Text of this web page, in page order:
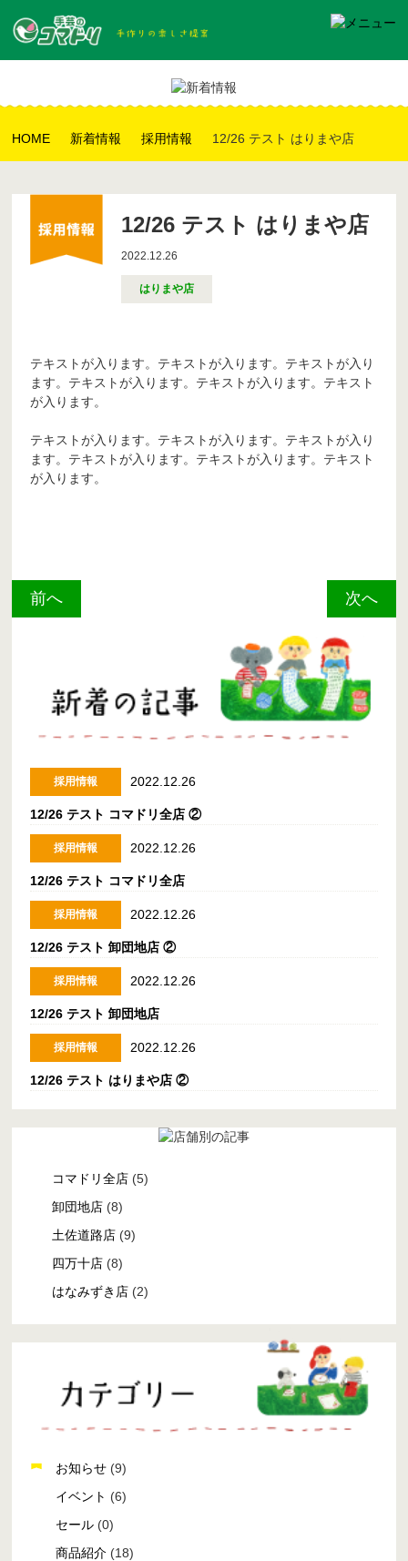
HOME 新着情報 採用情報 12/26 テスト はりまや店
12/26 テスト はりまや店
2022.12.26
はりまや店
テキストが入ります。テキストが入ります。テキストが入り
ます。テキストが入ります。テキストが入ります。テキスト
が入ります。
テキストが入ります。テキストが入ります。テキストが入り
ます。テキストが入ります。テキストが入ります。テキスト
が入ります。
前へ 次へ
採用情報 2022.12.26
12/26 テスト コマドリ全店 ②
採用情報 2022.12.26
12/26 テスト コマドリ全店
採用情報 2022.12.26
12/26 テスト 卸団地店 ②
採用情報 2022.12.26
12/26 テスト 卸団地店
採用情報 2022.12.26
12/26 テスト はりまや店 ②
コマドリ全店 (5)
卸団地店 (8)
土佐道路店 (9)
四万十店 (8)
はなみずき店 (2)
お知らせ (9)
イベント (6)
セール (0)
商品紹介 (18)